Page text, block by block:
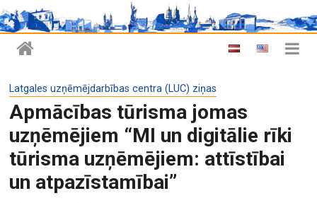
Latgales uzņēmējdarbības centra (LUC) ziņas
Apmācības tūrisma jomas
uzņēmējiem “MI un digitālie rīki
tūrisma uzņēmējiem: attīstībai
un atpazīstamībai”